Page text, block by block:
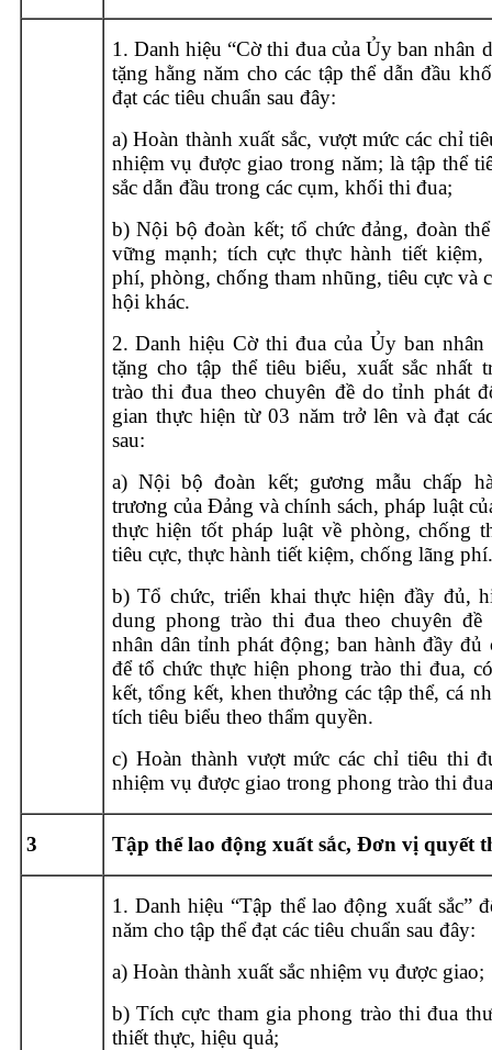
1. Danh hiệu “Cờ thi đua của Ủy ban nhân
tặng hằng năm cho các tập thể dẫn đầu
đạt các tiêu chuẩn sau đây:
a) Hoàn thành xuất sắc, vượt mức các chỉ
nhiệm vụ được giao trong năm; là tập thể
sắc dẫn đầu trong các cụm, khối thi đua;
b) Nội bộ đoàn kết; tổ chức đảng, đoàn
vững mạnh; tích cực thực hành tiết kiệm,
phí, phòng, chống tham nhũng, tiêu cực và
hội khác.
2. Danh hiệu Cờ thi đua của Ủy ban nhân
tặng cho tập thể tiêu biểu, xuất sắc nhất
trào thi đua theo chuyên đề do tỉnh phát
gian thực hiện từ 03 năm trở lên và đạt
sau:
a) Nội bộ đoàn kết; gương mẫu chấp
trương của Đảng và chính sách, pháp luật
thực hiện tốt pháp luật về phòng, chống
tiêu cực, thực hành tiết kiệm, chống lãng phí.
b) Tổ chức, triển khai thực hiện đầy đủ,
dung phong trào thi đua theo chuyên
nhân dân tỉnh phát động; ban hành đầy đủ
để tổ chức thực hiện phong trào thi đua,
kết, tổng kết, khen thưởng các tập thể, cá
tích tiêu biểu theo thẩm quyền.
c) Hoàn thành vượt mức các chỉ tiêu thi
nhiệm vụ được giao trong phong trào thi
3 Tập thể lao động xuất sắc, Đơn vị quyết
1. Danh hiệu “Tập thể lao động xuất sắc”
năm cho tập thể đạt các tiêu chuẩn sau đây:
a) Hoàn thành xuất sắc nhiệm vụ được giao;
b) Tích cực tham gia phong trào thi đua
thiết thực, hiệu quả;